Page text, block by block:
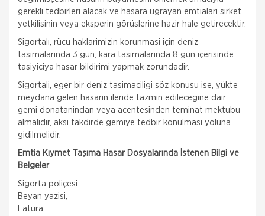
ŞUBE BAŞVURUSU
MÜŞTERI GIRIŞI
gerekli tedbirleri alacak ve hasara ugrayan emtialari sirket
yetkilisinin veya eksperin görüslerine hazir hale getirecektir.
Sigortalı, rücu haklarimizin korunmasi için deniz
tasimalarinda 3 gün, kara tasimalarinda 8 gün içerisinde
tasiyiciya hasar bildirimi yapmak zorundadir.
Sigortali, eger bir deniz tasimaciligi söz konusu ise, yükte
meydana gelen hasarin ileride tazmin edilecegine dair
gemi donatanindan veya acentesinden teminat mektubu
almalidir, aksi takdirde gemiye tedbir konulmasi yoluna
gidilmelidir.
Emtia Kıymet Taşıma Hasar Dosyalarında İstenen Bilgi ve
Belgeler
Sigorta poliçesi
Beyan yazisi,
Fatura,